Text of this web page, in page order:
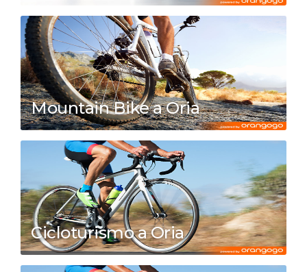
Mountain Bike a Oria
Cicloturismo a Oria